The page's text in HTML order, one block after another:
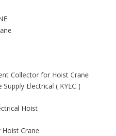
Collector for Hoist Crane
Electrical ( KYEC )
Hoist
Crane